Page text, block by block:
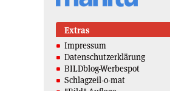
Extras
Impressum
Datenschutzerklärung
BILDblog-Werbespot
Schlagzeil-o-mat